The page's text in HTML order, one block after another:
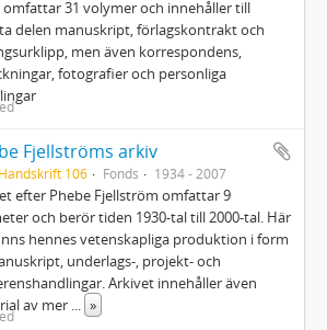
omfattar 31 volymer och innehåller till
delen manuskript, förlagskontrakt och
men även korrespondens,
fotografier och personliga
Fjellströms arkiv
106 Fonds 1934 - 2007
efter Phebe Fjellström omfattar 9
och berör tiden 1930‐tal till 2000‐tal. Här
hennes vetenskapliga produktion i form
underlags‐, projekt‐ och
Arkivet innehåller även
av mer
»